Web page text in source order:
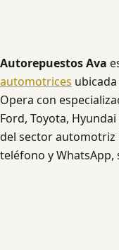
Autorepuestos Ava
automotrices ubicada
Opera con
Ford, Toyota,
del sector
teléfono y